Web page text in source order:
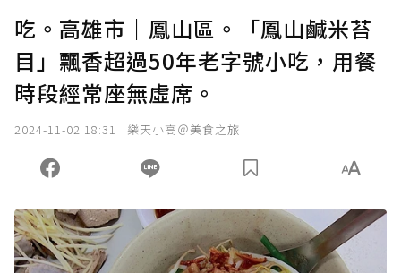
吃。高雄市｜鳳山區。「鳳山鹹米苔
目」飄香超過50年老字號小吃，用餐
時段經常座無虛席。
2024-11-02 18:31 樂天小高＠美食之旅